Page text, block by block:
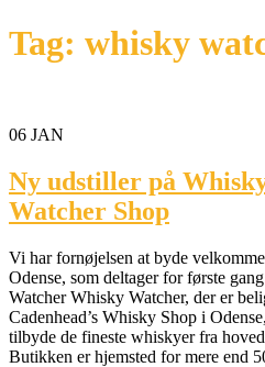
Tag: whisky
06 JAN
Ny udstiller på
Watcher Shop
Vi har fornøjelsen at byde
Odense, som deltager for første
Watcher Whisky Watcher, der er
Cadenhead’s Whisky Shop i
tilbyde de fineste whiskyer fra
Butikken er hjemsted for mere end